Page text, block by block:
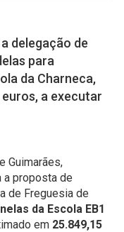
delegação de
para
da Charneca,
a executar
Guimarães,
a proposta de
de Freguesia de
da Escola EB1
em 25.849,15